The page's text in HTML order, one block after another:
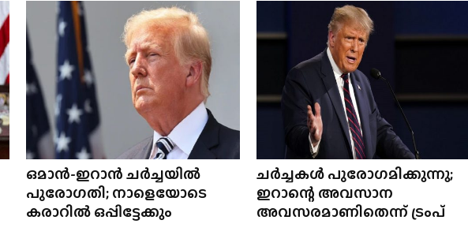
ഒമാൻ-ഇറാൻ ചർച്ചയിൽ
പുരോഗതി; നാളെയോടെ
കരാറിൽ ഒപ്പിട്ടേക്കും
ചർച്ചകൾ പുരോഗമിക്കുന്നു;
ഇറാന്റെ അവസാന
അവസരമാണിതെന്ന് ട്രംപ്